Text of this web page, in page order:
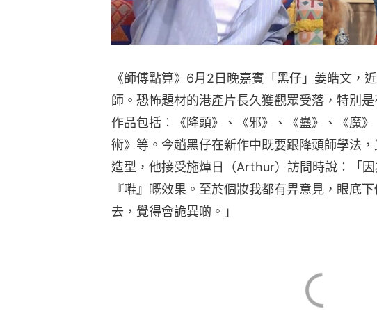
《師傅點算》6月2日晚嘉賓「黑仔」姜皓文，
師。恐怖題材的港產片長久獲觀眾受落，特別
作品包括︰《降頭》、《邪》、《蠱》、《魔
術》等。今趟黑仔在新作中既要跟降頭師學法
造型，他接受施焯日（Arthur）訪問時說︰「
『嚡』嘅效果。至於個妝我都有畀意見，眼底
去，覺得會詭異啲。」